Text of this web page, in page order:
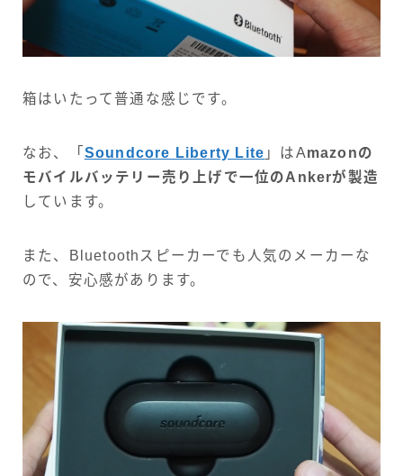
箱はいたって普通な感じです。
なお、「 Soundcore Liberty Lite 」はAmazonの
モバイルバッテリー売り上げで一位のAnkerが製造
しています。
また、Bluetoothスピーカーでも人気のメーカーな
ので、安心感があります。